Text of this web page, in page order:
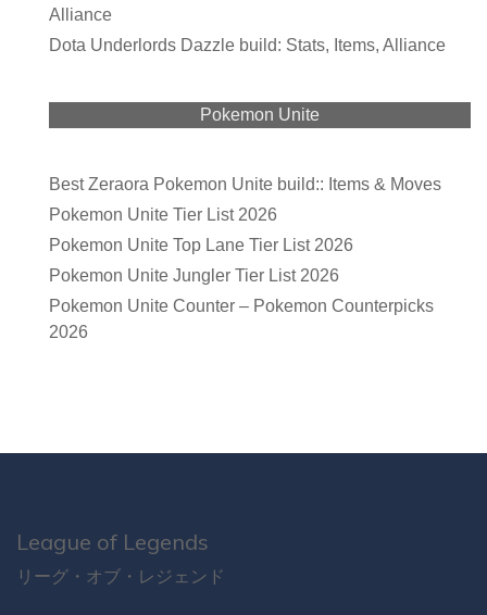
Alliance
Dota Underlords Dazzle build: Stats, Items, Alliance
Pokemon Unite
Best Zeraora Pokemon Unite build:: Items & Moves
Pokemon Unite Tier List 2026
Pokemon Unite Top Lane Tier List 2026
Pokemon Unite Jungler Tier List 2026
Pokemon Unite Counter – Pokemon Counterpicks
2026
League of Legends
リーグ・オブ・レジェンド